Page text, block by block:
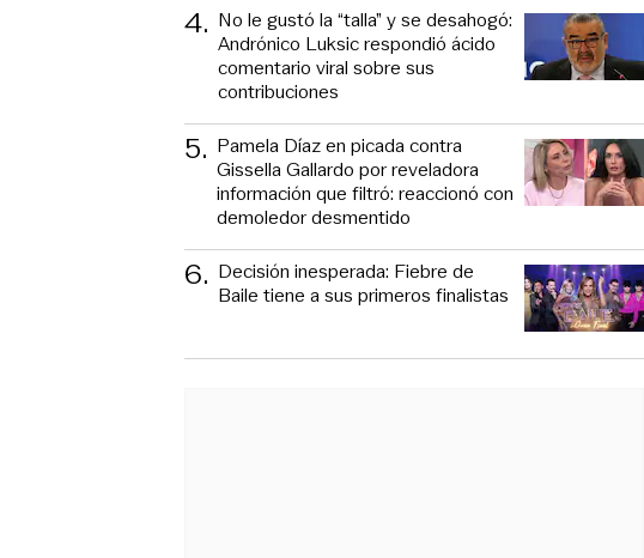
4. No le gustó la “talla” y se desahogó:
Andrónico Luksic respondió ácido
comentario viral sobre sus
contribuciones
5. Pamela Díaz en picada contra
Gissella Gallardo por reveladora
información que filtró: reaccionó con
demoledor desmentido
6. Decisión inesperada: Fiebre de
Baile tiene a sus primeros finalistas